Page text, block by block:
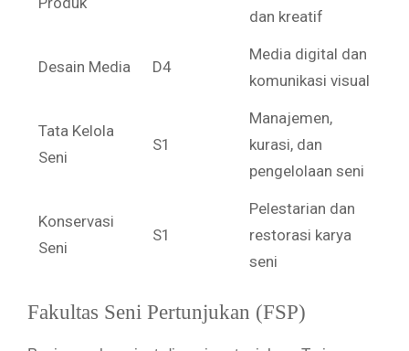
dan kreatif
Desain Media D4
Media digital dan
komunikasi visual
Tata Kelola
Seni
S1
Manajemen,
kurasi, dan
pengelolaan seni
Konservasi
Seni
S1
Pelestarian dan
restorasi karya
seni
Fakultas Seni Pertunjukan (FSP)